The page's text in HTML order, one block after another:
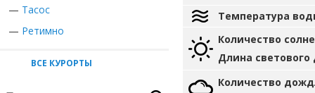
— Тасос
— Ретимно
ВСЕ КУРОРТЫ
Температура
Количество
Длина светового
Количество